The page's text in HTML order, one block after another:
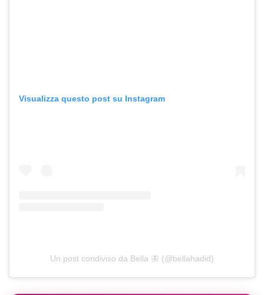
Visualizza questo post su Instagram
Un post condiviso da Bella 🦋 (@bellahadid)